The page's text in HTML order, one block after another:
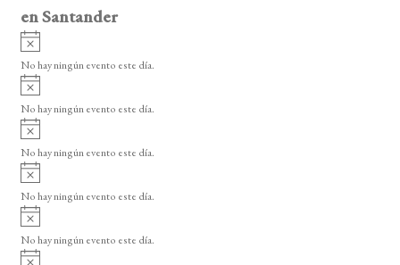
en Santander
A
v
i
o
No hay ningún evento este día.
A
v
i
o
No hay ningún evento este día.
A
v
i
o
No hay ningún evento este día.
A
v
i
o
No hay ningún evento este día.
A
v
i
No hay ningún evento este día.
A